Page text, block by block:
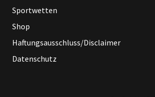
Sportwetten
Shop
Haftungsausschluss/Disclaimer
Datenschutz